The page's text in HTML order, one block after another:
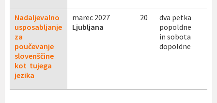
Nadaljevalno
usposabljanje
za
poučevanje
slovenščine
kot tujega
jezika
marec 2027
Ljubljana
20
dva petka
popoldne
in sobota
dopoldne